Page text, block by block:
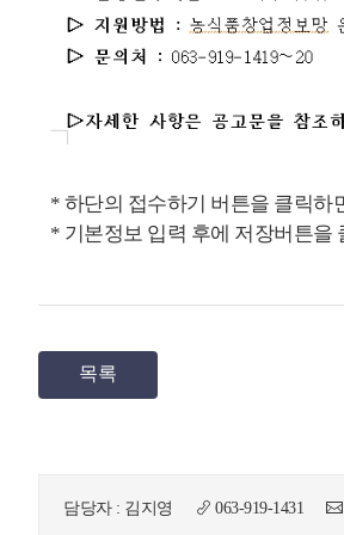
* 하단의 접수하기 버튼을 클릭하
* 기본정보 입력 후에 저장버튼을
목록
담당자 : 김지영 063-919-1431